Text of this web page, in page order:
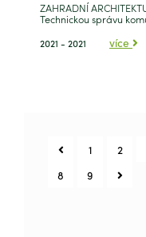
ZAHRADNÍ
Technickou správu
2021 - 2021 více
1 2
8
9